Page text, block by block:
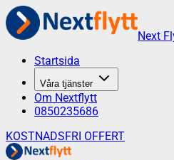
Next
Startsida
Våra tjänster
Om Nextflytt
0850235686
KOSTNADSFRI OFFERT